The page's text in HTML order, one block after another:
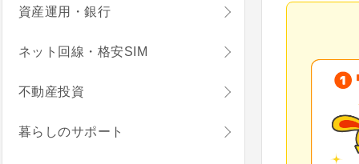
資産運用・銀行
ネット回線・格安SIM
不動産投資
暮らしのサポート